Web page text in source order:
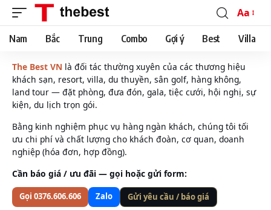
Font
Resizer
Aa
Nam Bắc Trung Combo Gợi ý Best Villa
The Best VN là đối tác thường xuyên của các thương hiệu
khách sạn, resort, villa, du thuyền, sân golf, hàng không,
land tour — đặt phòng, đưa đón, gala, tiệc cưới, hội nghị, sự
kiện, du lịch trọn gói.
Bằng kinh nghiệm phục vụ hàng ngàn khách, chúng tôi tối
ưu chi phí và chất lượng cho khách đoàn, cơ quan, doanh
nghiệp (hóa đơn, hợp đồng).
Cần báo giá / ưu đãi — gọi hoặc gửi form:
Gọi 0376.606.606 Zalo Gửi yêu cầu / báo giá